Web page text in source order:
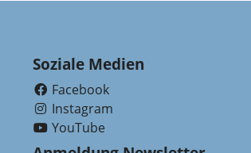
Soziale Medien
Facebook
Instagram
YouTube